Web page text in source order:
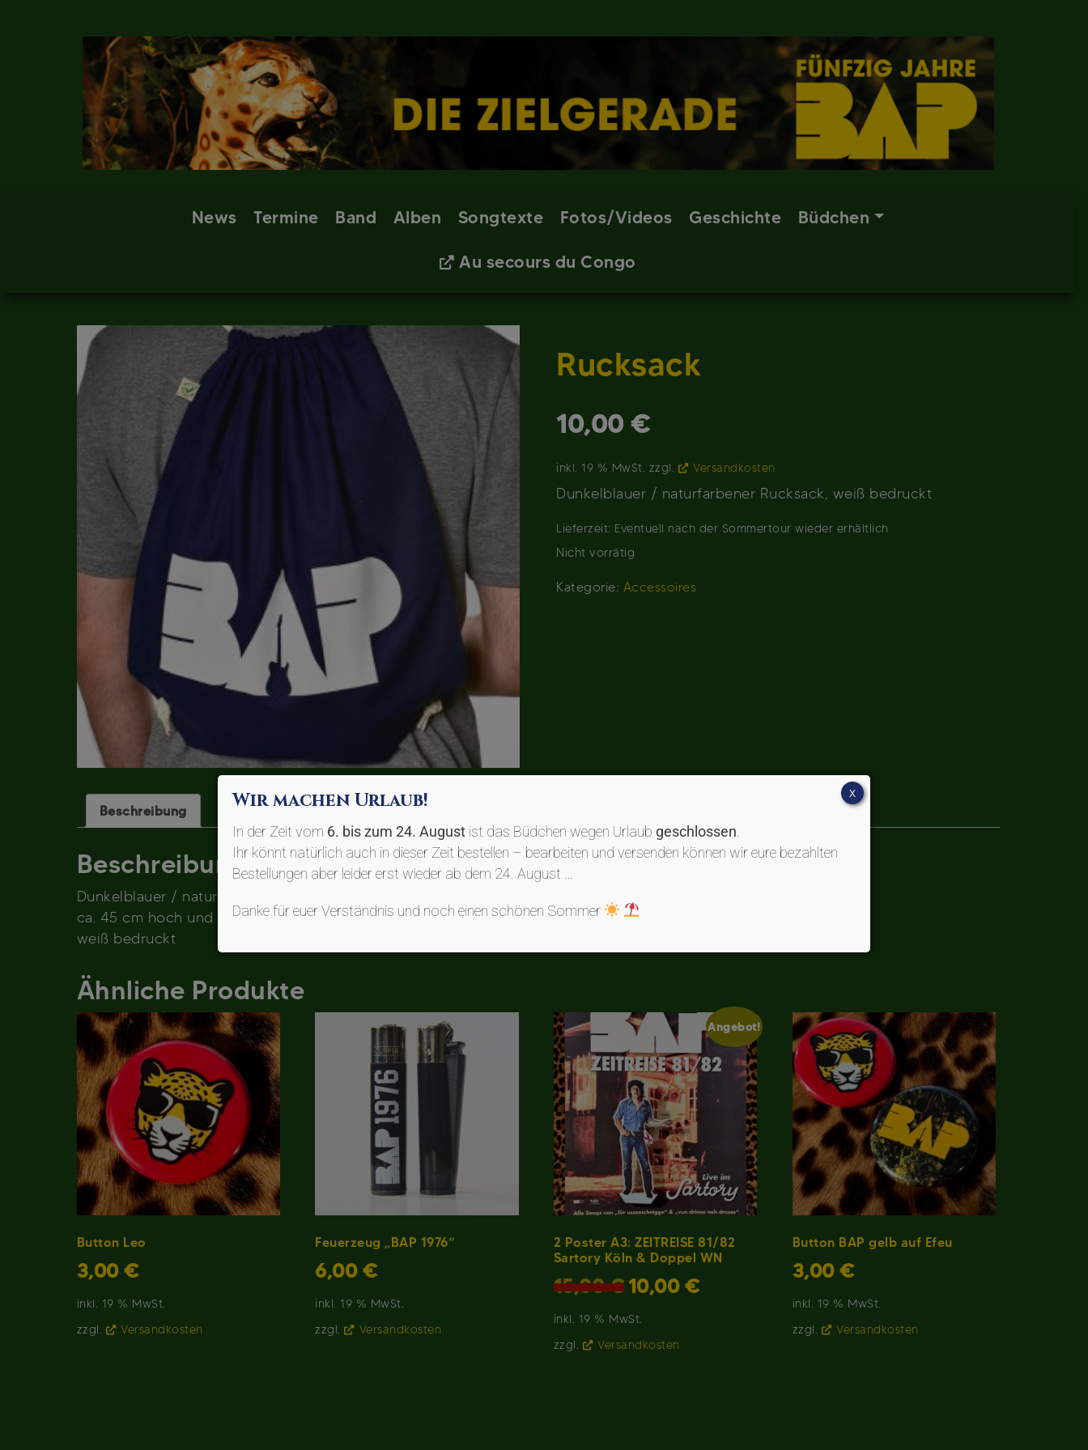
News Termine Band Alben Songtexte Fotos/Videos Geschichte Büdchen
Au secours du Congo
Rucksack
10,00€
inkl. 19 % MwSt. zzgl. Versandkosten
Dunkelblauer / naturfarbener Rucksack, weiß bedruckt
Lieferzeit: Eventuell nach der Sommertour wieder erhältlich
Nicht vorrätig
Kategorie: Accessoires
Beschreibung
Beschreibung
Dunkelblauer / naturfarbener Rucksack, GOTS-zertifiziert, 100% Bio-Baumwolle, 170g/m²
ca. 45 cm hoch und 37,5 cm breit
weiß bedruckt
Ähnliche Produkte
Button Leo
3,00 €
inkl. 19 % MwSt.
zzgl.
Versandkosten
Feuerzeug „BAP 1976“
6,00 €
inkl. 19 % MwSt.
zzgl.
Versandkosten
Angebot!
2 Poster A3: ZEITREISE 81/82
Sartory Köln & Doppel WN
15,00€ Ursprünglicher
Preis
war:
10,00 €Aktueller
Preis
inkl. 19 % MwSt.
zzgl.
Versandkosten
Button BAP gelb auf Efeu
3,00€
inkl. 19 % MwSt.
zzgl.
Versandkosten
Wir machen Urlaub!
In der Zeit vom 6. bis zum 24. Augustist das Büdchen wegen Urlaub geschlossen
Ihr könnt natürlich auch in dieser Zeit bestellen – bearbeiten und versenden können wir eure bezahlten
Bestellungen aber leider erst wieder ab dem 24. August …
Danke für euer Verständnis und noch einen schönen Sommer
X